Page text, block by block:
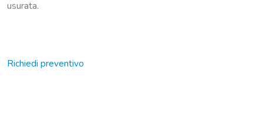
usurata.
Richiedi preventivo